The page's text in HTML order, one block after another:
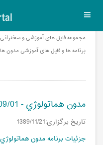
مجموعه فایل های آموزشی و
برنامه ها و فایل های آموزشی مدون ها،
مدون هماتولوژي - 1390/09/01
تاریخ برگزاری:1389/11/21
جزئیات برنامه مدون هماتولوژي